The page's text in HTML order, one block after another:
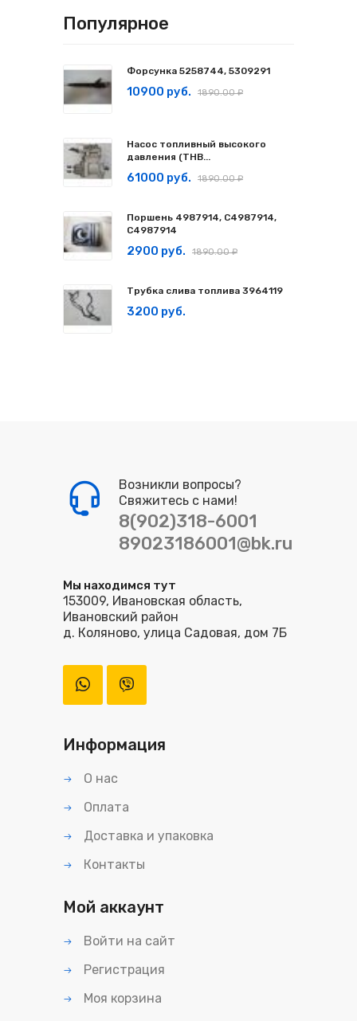
Популярное
Форсунка 5258744, 5309291
10900 руб. 1890.00 ₽
Насос топливный высокого
давления (ТНВ...
61000 руб. 1890.00 ₽
Поршень 4987914, C4987914,
С4987914
2900 руб. 1890.00 ₽
Трубка слива топлива 3964119
3200 руб.
Возникли вопросы?
Свяжитесь с нами!
8(902)318-6001
89023186001@bk.ru
Мы находимся тут
153009, Ивановская область,
Ивановский район
д. Коляново, улица Садовая, дом 7Б
Информация
О нас
Оплата
Доставка и упаковка
Контакты
Мой аккаунт
Войти на сайт
Регистрация
Моя корзина